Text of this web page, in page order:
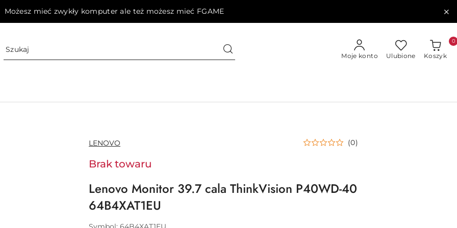
Możesz mieć zwykły komputer ale też możesz mieć FGAME
Moje konto Ulubione Koszyk
0
NAZWA
PRODUCENTA:
LENOVO (0)
Brak towaru
Lenovo Monitor 39.7 cala ThinkVision P40WD-40
64B4XAT1EU